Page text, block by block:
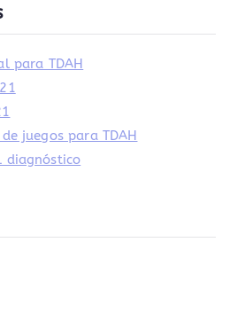
para TDAH
juegos para TDAH
diagnóstico